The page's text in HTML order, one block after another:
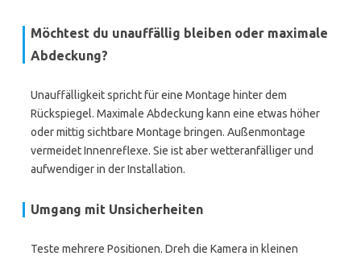
Möchtest du unauffällig bleiben oder maximale
Abdeckung?
Unauffälligkeit spricht für eine Montage hinter dem
Rückspiegel. Maximale Abdeckung kann eine etwas höher
oder mittig sichtbare Montage bringen. Außenmontage
vermeidet Innenreflexe. Sie ist aber wetteranfälliger und
aufwendiger in der Installation.
Umgang mit Unsicherheiten
Teste mehrere Positionen. Dreh die Kamera in kleinen